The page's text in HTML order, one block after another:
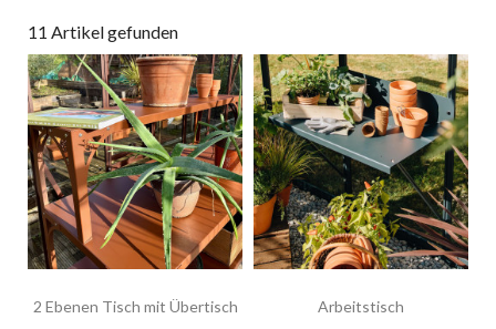
11 Artikel gefunden
2 Ebenen Tisch mit Übertisch
Arbeitstisch